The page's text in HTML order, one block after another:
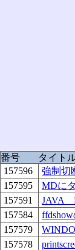
番号 タイト
157596
強制切
157595
MDに
157591
JAVA
157584
157579
157578